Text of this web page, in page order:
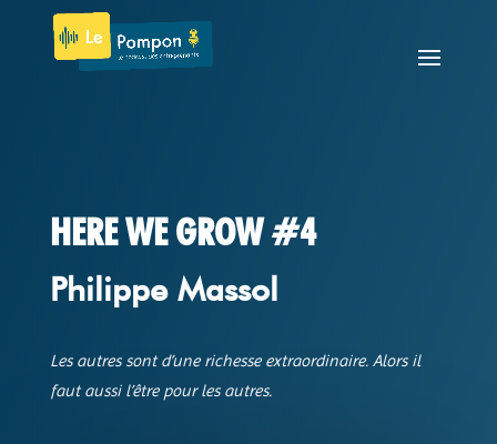
HERE WE GROW #4
Philippe Massol
Les autres sont d’une richesse extraordinaire. Alors il
faut aussi l’être pour les autres.